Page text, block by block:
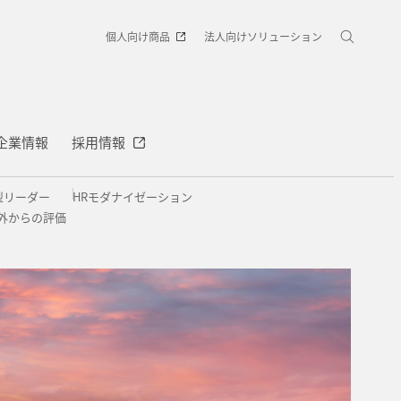
業情報 採用情報
個人向け商品 法人向けソリューション
ーダー
HRモダナイゼーション
からの評価